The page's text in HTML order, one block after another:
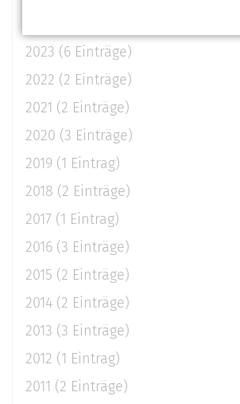
2023 (6 Einträge)
2022 (2 Einträge)
2021 (2 Einträge)
2020 (3 Einträge)
2019 (1 Eintrag)
2018 (2 Einträge)
2017 (1 Eintrag)
2016 (3 Einträge)
2015 (2 Einträge)
2014 (2 Einträge)
2013 (3 Einträge)
2012 (1 Eintrag)
2011 (2 Einträge)